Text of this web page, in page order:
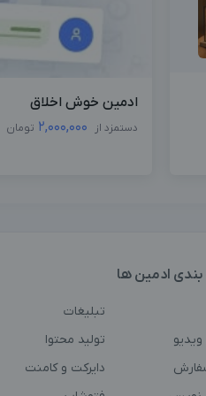
ادمین خوش اخلاق
دستمزد از 2,000,000 تومان
ادمین ها
تبلیغات
تولید محتوا
دایرکت و کامنت